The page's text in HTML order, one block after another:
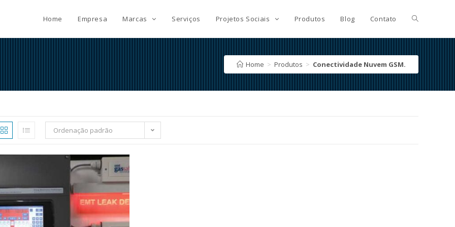
Home Empresa Marcas Serviços Projetos Sociais Produtos Blog Contato
Home > Produtos > Conectividade Nuvem GSM.
Ordenação padrão